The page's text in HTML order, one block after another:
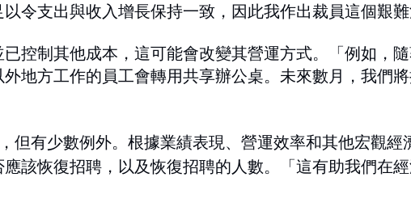
令支出與收入增長保持一致，因此我作出裁員這個艱難
控制其他成本，這可能會改變其營運方式。「例如，
地方工作的員工會轉用共享辦公桌。未來數月，我們
但有少數例外。根據業績表現、營運效率和其他宏觀經
該恢復招聘，以及恢復招聘的人數。「這有助我們在